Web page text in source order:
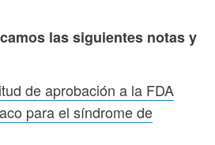
las siguientes notas y
de aprobación a la FDA
para el síndrome de